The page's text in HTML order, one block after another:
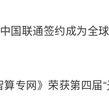
国联通签约成为全
专网》荣获第四届